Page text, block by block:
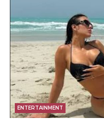
ENTERTAINMENT